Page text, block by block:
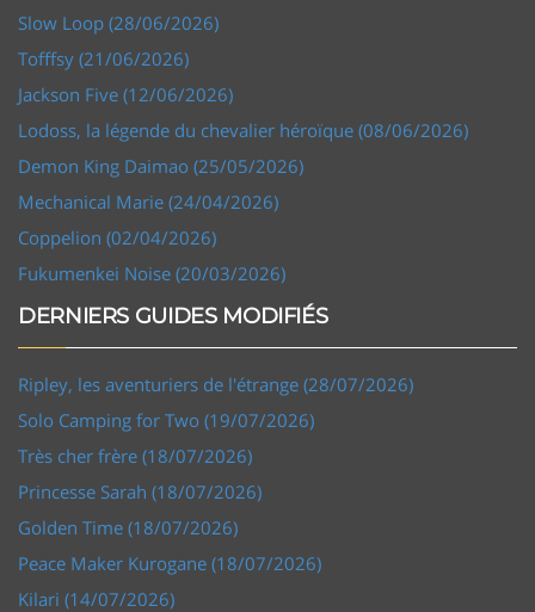
Slow Loop (28/06/2026)
Tofffsy (21/06/2026)
Jackson Five (12/06/2026)
Lodoss, la légende du chevalier héroïque (08/06/2026)
Demon King Daimao (25/05/2026)
Mechanical Marie (24/04/2026)
Coppelion (02/04/2026)
Fukumenkei Noise (20/03/2026)
DERNIERS GUIDES MODIFIÉS
Ripley, les aventuriers de l'étrange (28/07/2026)
Solo Camping for Two (19/07/2026)
Très cher frère (18/07/2026)
Princesse Sarah (18/07/2026)
Golden Time (18/07/2026)
Peace Maker Kurogane (18/07/2026)
Kilari (14/07/2026)